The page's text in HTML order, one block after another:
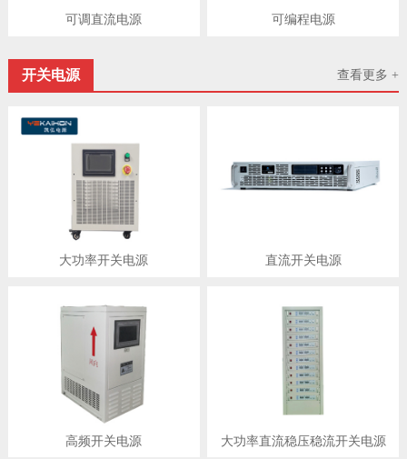
可调直流电源 可编程电源
查看更多 +
开关电源
大功率开关电源 直流开关电源
高频开关电源 大功率直流稳压稳流开关电源